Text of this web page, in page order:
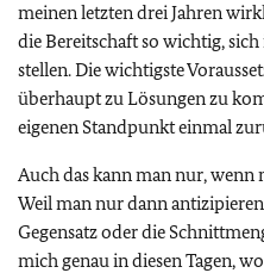
meinen letzten drei Jahren
die Bereitschaft so wichtig,
stellen. Die wichtigste
überhaupt zu Lösungen zu
eigenen Standpunkt einmal
Auch das kann man nur, wenn
Weil man nur dann
Gegensatz oder die
mich genau in diesen Tagen,